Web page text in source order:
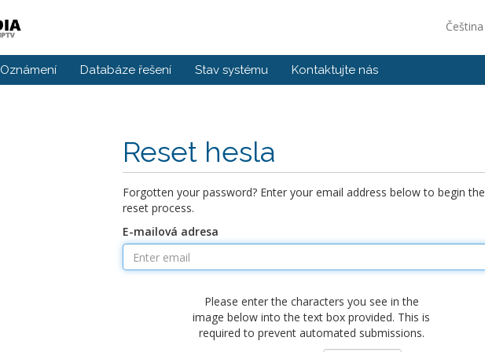
Čeština
Oznámení Databáze řešení Stav systému Kontaktujte nás
Reset hesla
Forgotten your password? Enter your email address below to begin the
reset process.
E-mailová adresa
Please enter the characters you see in the
image below into the text box provided. This is
required to prevent automated submissions.